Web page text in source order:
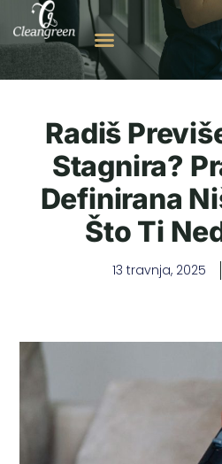
Radiš
Stagnira?
Definirana
Što Ti
13 travnja, 2025